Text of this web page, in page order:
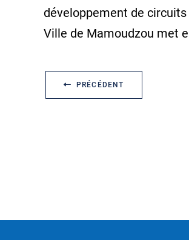
développement de
Ville de Mamoudzou met
PRÉCÉDENT